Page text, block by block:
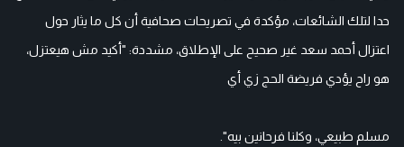
حدا لتلك الشائعات، مؤكدة في تصريحات صحافية أن كل ما يثار حول
اعتزال أحمد سعد غير صحيح على الإطلاق، مشددة: "أكيد مش هيعتزل،
هو راح يؤدي فريضة الحج زي أي
مسلم طبيعي، وكلنا فرحانين بيه".